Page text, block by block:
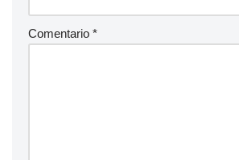
Comentario *